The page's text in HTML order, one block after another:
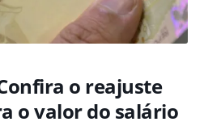
o reajuste
o valor do salário